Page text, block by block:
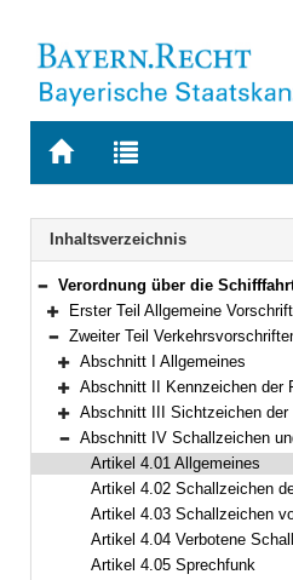
Zur
BAYERN.RECHT
Zur
letzten
Suche
Navigation
Inhaltsverzeichnis
Bereich reduzieren
Verordnung über die Schifffahrt auf dem Bodensee (Bodensee-
Bereich erweitern
Erster Teil Allgemeine
Bereich reduzieren
Zweiter Teil
Bereich erweitern
Abschnitt I Allgemeines
Bereich erweitern
Abschnitt II Kennzeichen der
Bereich erweitern
Abschnitt III Sichtzeichen der
Bereich reduzieren
Abschnitt IV Schallzeichen
Artikel 4.01 Allgemeines
Artikel 4.02 Schallzeichen
Artikel 4.03 Schallzeichen
Artikel 4.04 Verbotene
Artikel 4.05 Sprechfunk